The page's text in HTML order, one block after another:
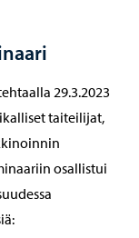
29.3.2023
taiteilijat,
osallistui